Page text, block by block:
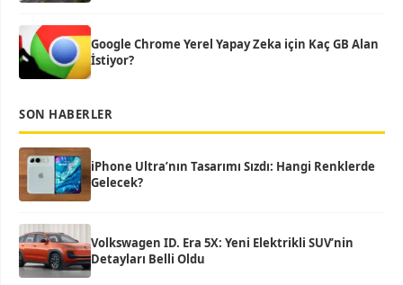
Google Chrome Yerel Yapay Zeka için Kaç GB Alan
İstiyor?
SON HABERLER
iPhone Ultra’nın Tasarımı Sızdı: Hangi Renklerde
Gelecek?
Volkswagen ID. Era 5X: Yeni Elektrikli SUV’nin
Detayları Belli Oldu